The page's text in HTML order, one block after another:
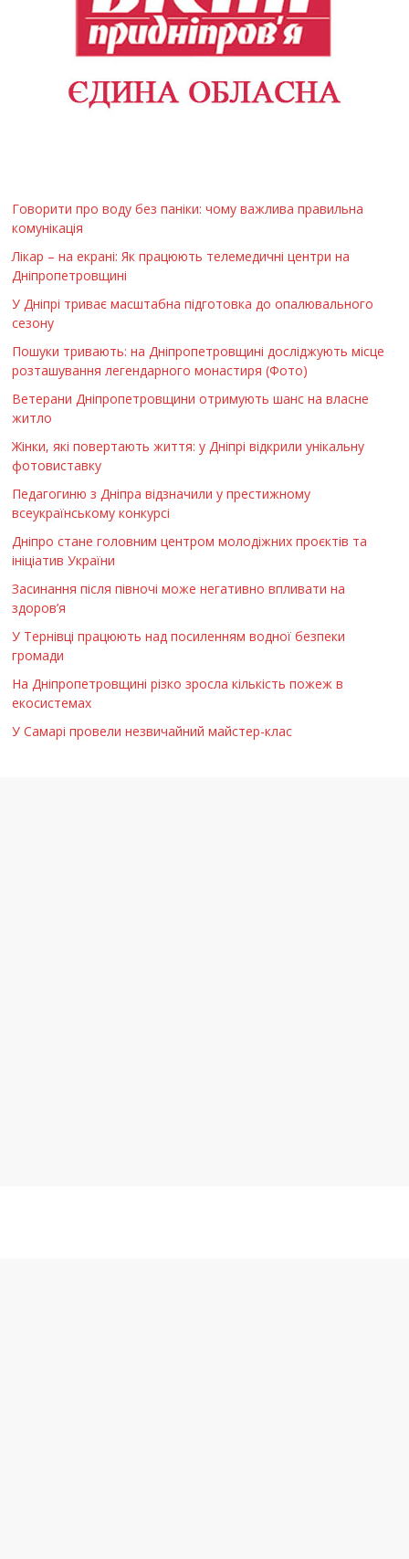
Говорити про воду без паніки: чому важлива правильна
комунікація
Лікар – на екрані: Як працюють телемедичні центри на
Дніпропетровщині
У Дніпрі триває масштабна підготовка до опалювального
сезону
Пошуки тривають: на Дніпропетровщині досліджують місце
розташування легендарного монастиря (Фото)
Ветерани Дніпропетровщини отримують шанс на власне
житло
Жінки, які повертають життя: у Дніпрі відкрили унікальну
фотовиставку
Педагогиню з Дніпра відзначили у престижному
всеукраїнському конкурсі
Дніпро стане головним центром молодіжних проєктів та
ініціатив України
Засинання після півночі може негативно впливати на
здоров’я
У Тернівці працюють над посиленням водної безпеки
громади
На Дніпропетровщині різко зросла кількість пожеж в
екосистемах
У Самарі провели незвичайний майстер-клас